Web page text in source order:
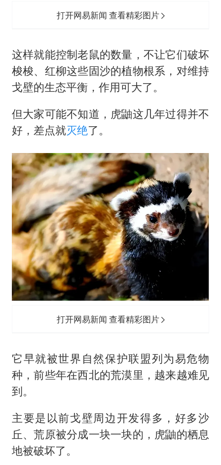
打开网易新闻 查看精彩图片
这样就能控制老鼠的数量，不让它们破坏
梭梭、红柳这些固沙的植物根系，对维持
戈壁的生态平衡，作用可大了。
但大家可能不知道，虎鼬这几年过得并不
好，差点就灭绝了。
打开网易新闻 查看精彩图片
它早就被世界自然保护联盟列为易危物
种，前些年在西北的荒漠里，越来越难见
到。
主要是以前戈壁周边开发得多，好多沙
丘、荒原被分成一块一块的，虎鼬的栖息
地被破坏了。